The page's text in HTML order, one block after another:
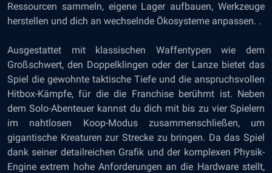
Ressourcen sammeln, eigene Lager aufbauen, Werkzeuge
herstellen und dich an wechselnde Ökosysteme anpassen. .
Ausgestattet mit klassischen Waffentypen wie dem
Großschwert, den Doppelklingen oder der Lanze bietet das
Spiel die gewohnte taktische Tiefe und die anspruchsvollen
Hitbox-Kämpfe, für die die Franchise berühmt ist. Neben
dem Solo-Abenteuer kannst du dich mit bis zu vier Spielern
im nahtlosen Koop-Modus zusammenschließen, um
gigantische Kreaturen zur Strecke zu bringen. Da das Spiel
dank seiner detailreichen Grafik und der komplexen Physik-
Engine extrem hohe Anforderungen an die Hardware stellt,